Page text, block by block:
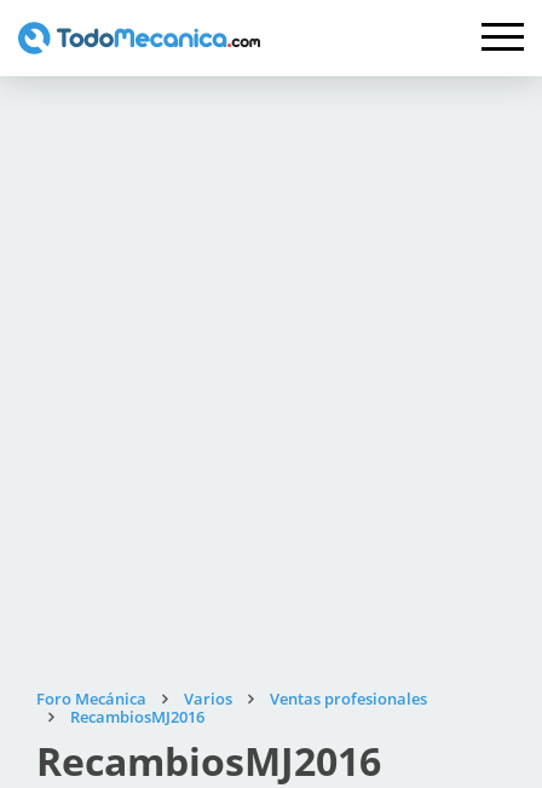
Foro Mecánica Varios
Ventas profesionales
RecambiosMJ2016
RecambiosMJ2016